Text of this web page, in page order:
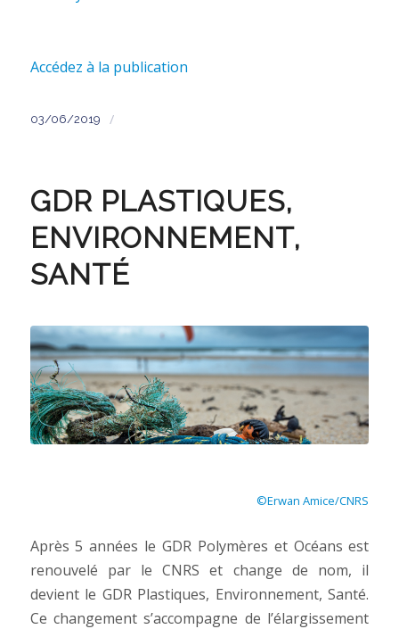
Accédez à la publication
03/06/2019 /
GDR PLASTIQUES,
ENVIRONNEMENT,
SANTÉ
©Erwan Amice/CNRS
Après 5 années le GDR Polymères et Océans est
renouvelé par le CNRS et change de nom, il
devient le GDR Plastiques, Environnement, Santé.
Ce changement s’accompagne de l’élargissement